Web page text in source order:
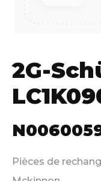
2G-
Pièces de